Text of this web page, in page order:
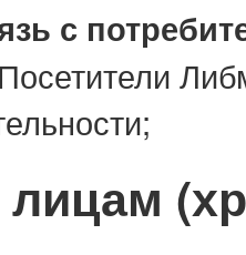
с
Посетители